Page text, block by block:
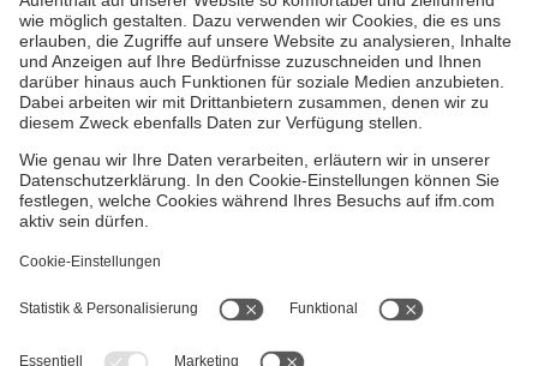
Gewährleistung
Kontakt
Standorte (EN)
AGB
Barrierefreiheit
Impressum
Datenschutz
ifm electronic gmbh
Gebäude E